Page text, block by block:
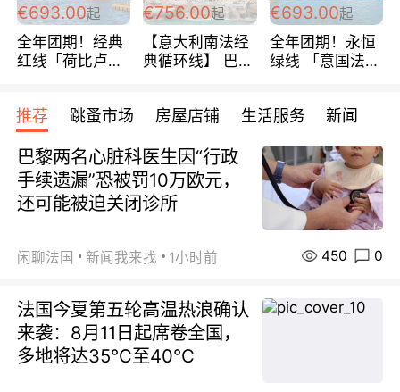
€693.00起
全年团期！经典
红线「荷比卢德
天！巴黎上下！
包拼房~
€756.00起
【意大利南法经
典循环线】 巴黎
宾馆 108欧/天起
€693.00起
全年团期！永恒
绿线 「意国法
欧/天起 ~包拼房
推荐 跳蚤市场 房屋店铺 生活服务 新闻
巴黎两名心脏科医生因“行政
手续遗漏”恐被罚10万欧元，
还可能被迫关闭诊所
闲聊法国 新闻我来找 1小时前 450 0
法国今夏第五轮高温热浪确认
来袭：8月11日起席卷全国，
多地将达35℃至40℃